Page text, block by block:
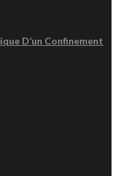
D’un Confinement